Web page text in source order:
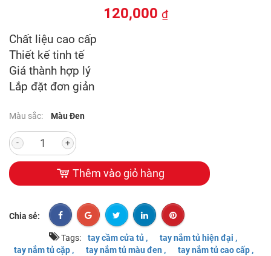
120,000 ₫
Chất liệu cao cấp
Thiết kế tinh tế
Giá thành hợp lý
Lắp đặt đơn giản
Màu sắc: Màu Đen
- +
Thêm vào giỏ hàng
Chia sẻ:
Tags: tay cầm cửa tủ ,
tay nắm tủ hiện đại ,
tay nắm tủ cặp ,
tay nắm tủ màu đen ,
tay nắm tủ cao cấp ,